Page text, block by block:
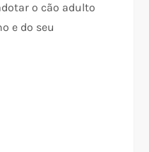
o cão adulto
e do seu